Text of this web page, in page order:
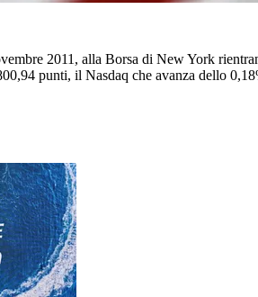
2011, alla Borsa di New York
punti, il Nasdaq che avanza dello